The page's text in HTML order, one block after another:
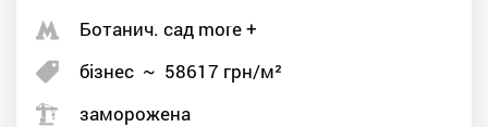
Ботанич. сад more +
бізнес ~ 58617 грн/м²
заморожена